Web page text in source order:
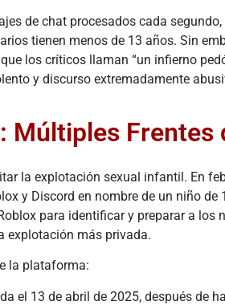
de chat procesados cada
tienen menos de 13 años. Sin
los críticos llaman “un infierno
y discurso extremadamente
Múltiples Frentes
la explotación sexual infantil. En
y Discord en nombre de un niño de
para identificar y preparar a los
explotación más privada.
la plataforma:
el 13 de abril de 2025, después de
los litigios en el
transporte de
carga comercial
está
experimentando
transformación
monumental
Leer más